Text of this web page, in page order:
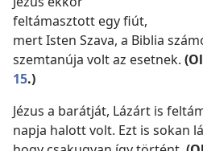
feltámasztott egy fiút,
mert Isten Szava, a Biblia
szemtanúja volt az esetnek.
15.)
Jézus a barátját, Lázárt is
napja halott volt. Ezt is sokan